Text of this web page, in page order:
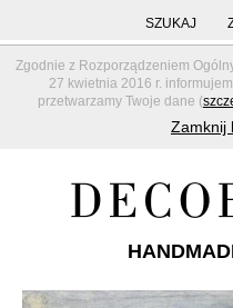
Zgodnie z Rozporządzeniem
27 kwietnia 2016 r.
przetwarzamy Twoje dane (
Zamknij
SZUKAJ